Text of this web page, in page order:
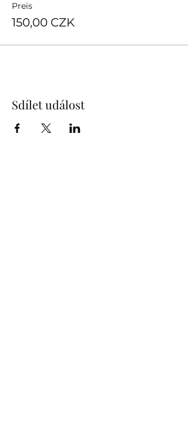
Preis
150,00 CZK
Sdílet událost